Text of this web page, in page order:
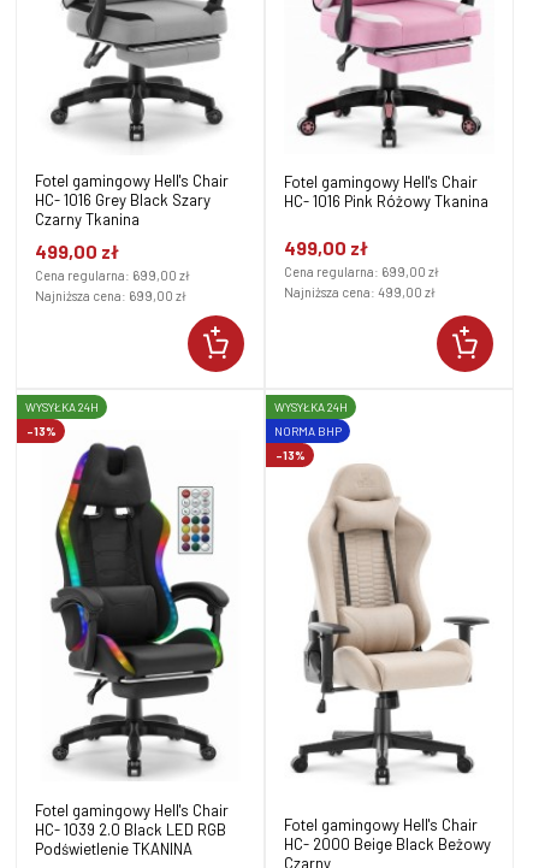
Fotel gamingowy Hell's Chair
HC- 1016 Grey Black Szary
Czarny Tkanina
499,00 zł
Cena regularna: 699,00 zł
Najniższa cena: 699,00 zł
Fotel gamingowy Hell's Chair
HC- 1016 Pink Różowy Tkanina
499,00 zł
Cena regularna: 699,00 zł
Najniższa cena: 499,00 zł
Fotel gamingowy Hell's Chair
HC- 1039 2.0 Black LED RGB
Podświetlenie TKANINA
-13%
WYSYŁKA 24H
Fotel gamingowy Hell's Chair
HC- 2000 Beige Black Beżowy
Czarny
-13%
WYSYŁKA 24H
NORMA BHP